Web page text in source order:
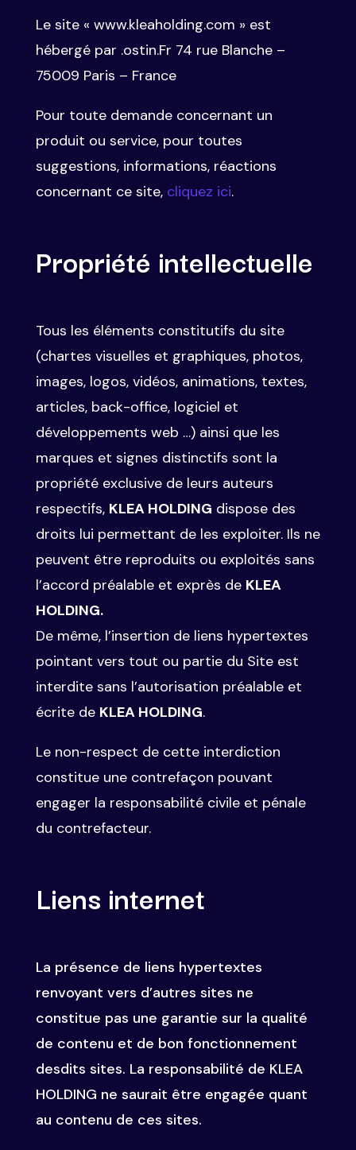
Le site « www.kleaholding.com » est
hébergé par .ostin.Fr 74 rue Blanche –
75009 Paris – France
Pour toute demande concernant un
produit ou service, pour toutes
suggestions, informations, réactions
concernant ce site, cliquez ici.
Propriété intellectuelle
Tous les éléments constitutifs du site
(chartes visuelles et graphiques, photos,
images, logos, vidéos, animations, textes,
articles, back-office, logiciel et
développements web …) ainsi que les
marques et signes distinctifs sont la
propriété exclusive de leurs auteurs
respectifs, KLEA HOLDING dispose des
droits lui permettant de les exploiter. Ils ne
peuvent être reproduits ou exploités sans
l’accord préalable et exprès de KLEA
HOLDING.
De même, l’insertion de liens hypertextes
pointant vers tout ou partie du Site est
interdite sans l’autorisation préalable et
écrite de KLEA HOLDING.
Le non-respect de cette interdiction
constitue une contrefaçon pouvant
engager la responsabilité civile et pénale
du contrefacteur.
Liens internet
La présence de liens hypertextes
renvoyant vers d’autres sites ne
constitue pas une garantie sur la qualité
de contenu et de bon fonctionnement
desdits sites. La responsabilité de KLEA
HOLDING ne saurait être engagée quant
au contenu de ces sites.